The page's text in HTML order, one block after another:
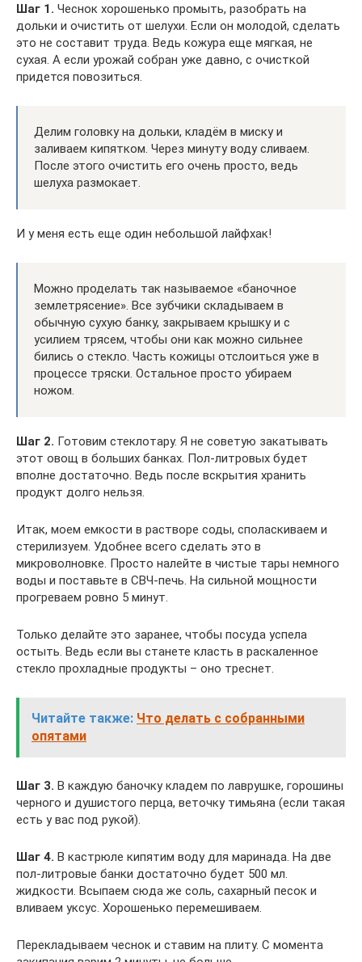
Шаг 1. Чеснок хорошенько промыть, разобрать на
дольки и очистить от шелухи. Если он молодой, сделать
это не составит труда. Ведь кожура еще мягкая, не
сухая. А если урожай собран уже давно, с очисткой
придется повозиться.
Делим головку на дольки, кладём в миску и
заливаем кипятком. Через минуту воду сливаем.
После этого очистить его очень просто, ведь
шелуха размокает.
И у меня есть еще один небольшой лайфхак!
Можно проделать так называемое «баночное
землетрясение». Все зубчики складываем в
обычную сухую банку, закрываем крышку и с
усилием трясем, чтобы они как можно сильнее
бились о стекло. Часть кожицы отслоиться уже в
процессе тряски. Остальное просто убираем
ножом.
Шаг 2. Готовим стеклотару. Я не советую закатывать
этот овощ в больших банках. Пол-литровых будет
вполне достаточно. Ведь после вскрытия хранить
продукт долго нельзя.
Итак, моем емкости в растворе соды, споласкиваем и
стерилизуем. Удобнее всего сделать это в
микроволновке. Просто налейте в чистые тары немного
воды и поставьте в СВЧ-печь. На сильной мощности
прогреваем ровно 5 минут.
Только делайте это заранее, чтобы посуда успела
остыть. Ведь если вы станете класть в раскаленное
стекло прохладные продукты – оно треснет.
Читайте также: Что делать с собранными
опятами
Шаг 3. В каждую баночку кладем по лаврушке, горошины
черного и душистого перца, веточку тимьяна (если такая
есть у вас под рукой).
Шаг 4. В кастрюле кипятим воду для маринада. На две
пол-литровые банки достаточно будет 500 мл.
жидкости. Всыпаем сюда же соль, сахарный песок и
вливаем уксус. Хорошенько перемешиваем.
Перекладываем чеснок и ставим на плиту. С момента